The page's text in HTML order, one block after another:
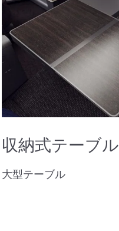
収納式テーブル
大型テーブル